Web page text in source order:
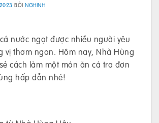
BỞINGHINH
nước ngọt được nhiều người yêu
vị thơm ngon. Hôm nay, Nhà Hùng
cách làm một món ăn cá tra đơn
hấp dẫn nhé!